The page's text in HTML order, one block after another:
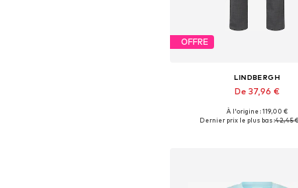
OFFRE
LINDBERGH
De 37,96 €
Disponible en plusieurs
À l'origine : 119,00 €
Dernier prix le plus bas :42,45